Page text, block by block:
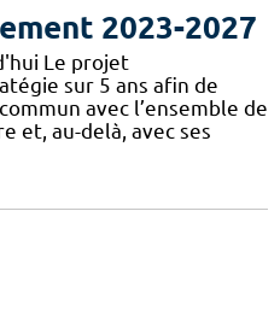
2023-2027
Le projet
sur 5 ans afin de
avec l’ensemble de
et, au-delà, avec ses